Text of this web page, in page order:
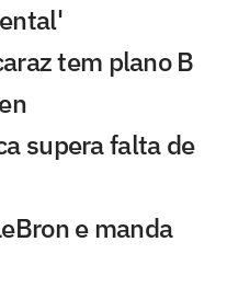
tem plano B
supera falta de
e manda